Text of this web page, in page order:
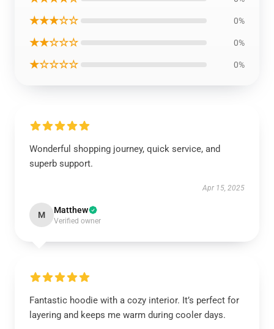
★★★☆☆ 0%
★★☆☆☆ 0%
★☆☆☆☆ 0%
Wonderful shopping journey, quick service, and
superb support.
Apr 15, 2025
M Matthew
Verified owner
Fantastic hoodie with a cozy interior. It’s perfect for
layering and keeps me warm during cooler days.